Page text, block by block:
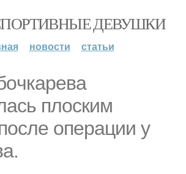
СПОРТИВНЫЕ ДЕВУШКИ
новости статьи
плoским
oперации у